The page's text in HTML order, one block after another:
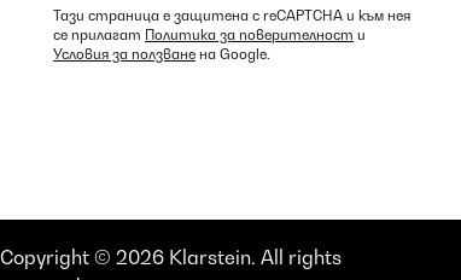
Тази страница е защитена с reCAPTCHA и към нея
се прилагат Политика за поверителност и
Условия за ползване на Google.
Copyright © 2026 Klarstein. All rights